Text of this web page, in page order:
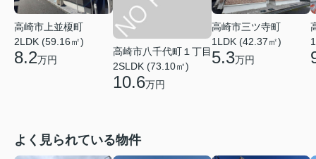
高崎市上並榎町
2LDK (59.16㎡)
8.2万円
高崎市八千代町１丁目
2SLDK (73.10㎡)
10.6万円
高崎市三ツ寺町
1LDK (42.37㎡)
5.3万円
よく見られている物件